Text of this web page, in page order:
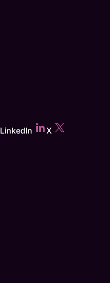
LinkedIn X